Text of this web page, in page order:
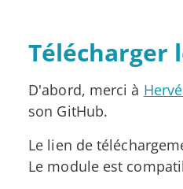
Télécharger
D'abord, merci à
son GitHub.
Le lien de
Le module est